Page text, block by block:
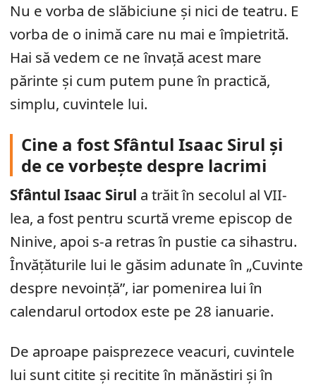
Nu e vorba de slăbiciune și nici de teatru. E
vorba de o inimă care nu mai e împietrită.
Hai să vedem ce ne învață acest mare
părinte și cum putem pune în practică,
simplu, cuvintele lui.
Cine a fost Sfântul Isaac Sirul și
de ce vorbește despre lacrimi
Sfântul Isaac Sirul a trăit în secolul al VII-
lea, a fost pentru scurtă vreme episcop de
Ninive, apoi s-a retras în pustie ca sihastru.
Învățăturile lui le găsim adunate în „Cuvinte
despre nevoință”, iar pomenirea lui în
calendarul ortodox este pe 28 ianuarie.
De aproape paisprezece veacuri, cuvintele
lui sunt citite și recitite în mănăstiri și în